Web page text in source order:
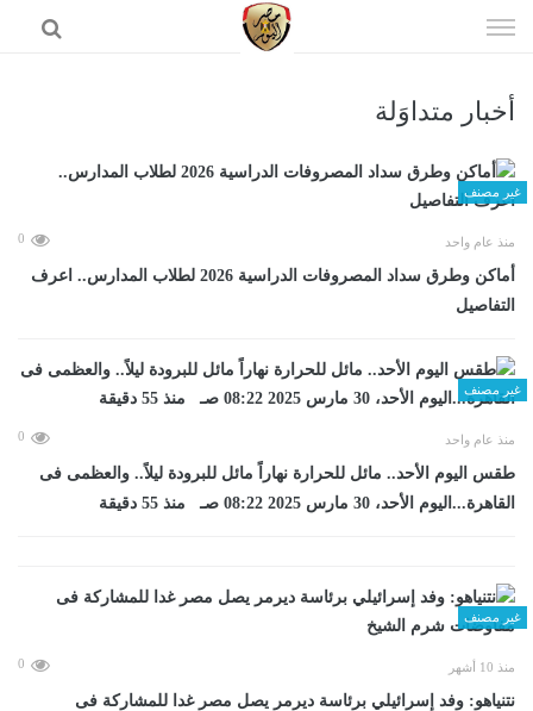
الى
أخبار متداوَلة
غير مصنف
منذ عام واحد 0
أماكن وطرق سداد المصروفات الدراسية 2026 لطلاب المدارس.. اعرف
التفاصيل
غير مصنف
منذ عام واحد 0
طقس اليوم الأحد.. مائل للحرارة نهاراً مائل للبرودة ليلاً.. والعظمى فى
القاهرة...اليوم الأحد، 30 مارس 2025 08:22 صـ منذ 55 دقيقة
غير مصنف
منذ 10 أشهر 0
نتنياهو: وفد إسرائيلي برئاسة ديرمر يصل مصر غدا للمشاركة فى